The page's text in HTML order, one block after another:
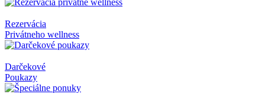
Rezervácia
Privátneho wellness
Darčekové
Poukazy